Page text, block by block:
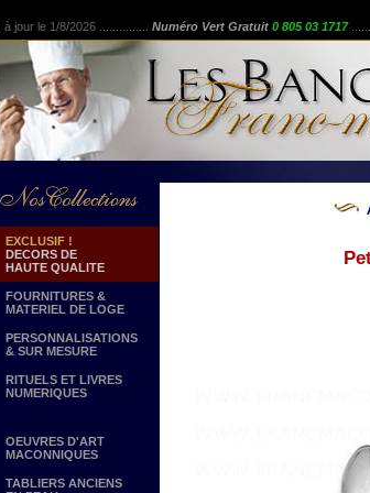
à jour le 1/8/2026 ............... Numéro Vert Gratuit 0 805 03 1717
EXCLUSIF !
DECORS DE
HAUTE QUALITE
FOURNITURES &
MATERIEL DE LOGE
PERSONNALISATIONS
& SUR MESURE
RITUELS ET LIVRES
NUMERIQUES
OEUVRES D'ART
MACONNIQUES
TABLIERS ANCIENS